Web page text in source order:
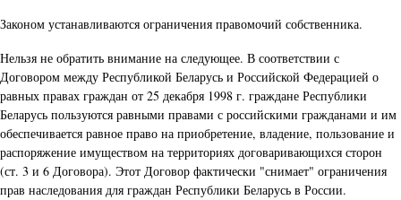
Законом устанавливаются ограничения правомочий собственника.
Нельзя не обратить внимание на следующее. В соответствии с
Договором между Республикой Беларусь и Российской Федерацией о
равных правах граждан от 25 декабря 1998 г. граждане Республики
Беларусь пользуются равными правами с российскими гражданами и им
обеспечивается равное право на приобретение, владение, пользование и
распоряжение имуществом на территориях договаривающихся сторон
(ст. 3 и 6 Договора). Этот Договор фактически "снимает" ограничения
прав наследования для граждан Республики Беларусь в России.